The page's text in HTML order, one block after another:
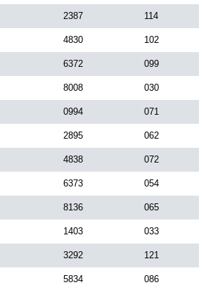
suerte
Noche
2387 114
4830 102
6372 099
8008 030
0994 071
2895 062
4838 072
6373 054
8136 065
1403 033
3292 121
5834 086